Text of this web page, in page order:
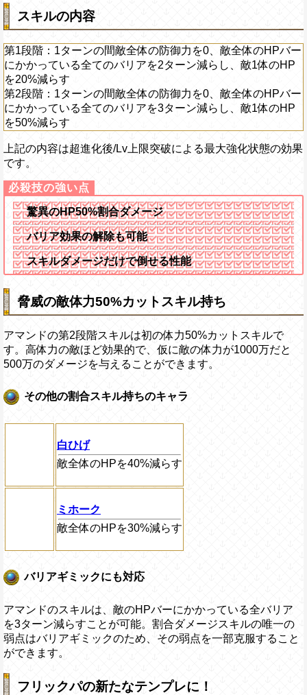
スキルの内容
第1段階：1ターンの間敵全体の防御力を0、敵全体のHPバー
にかかっている全てのバリアを2ターン減らし、敵1体のHP
を20%減らす
第2段階：1ターンの間敵全体の防御力を0、敵全体のHPバー
にかかっている全てのバリアを3ターン減らし、敵1体のHP
を50%減らす
上記の内容は超進化後/Lv上限突破による最大強化状態の効果
です。
驚異のHP50%割合ダメージ
バリア効果の解除も可能
スキルダメージだけで倒せる性能
脅威の敵体力50%カットスキル持ち
アマンドの第2段階スキルは初の体力50%カットスキルで
す。高体力の敵ほど効果的で、仮に敵の体力が1000万だと
500万のダメージを与えることができます。
その他の割合スキル持ちのキャラ
白ひげ
敵全体のHPを40%減らす
ミホーク
敵全体のHPを30%減らす
バリアギミックにも対応
アマンドのスキルは、敵のHPバーにかかっている全バリア
を3ターン減らすことが可能。割合ダメージスキルの唯一の
弱点はバリアギミックのため、その弱点を一部克服すること
ができます。
フリックパの新たなテンプレに！